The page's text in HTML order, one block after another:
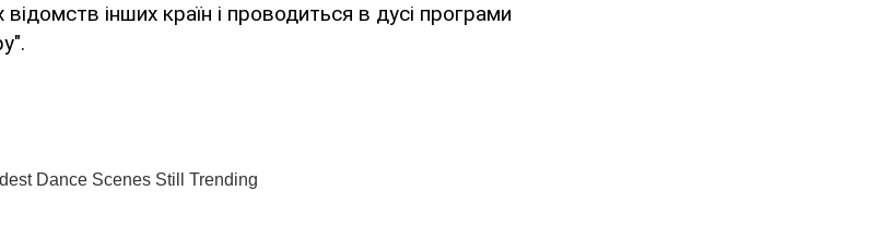
відомств інших країн і проводиться в дусі програми